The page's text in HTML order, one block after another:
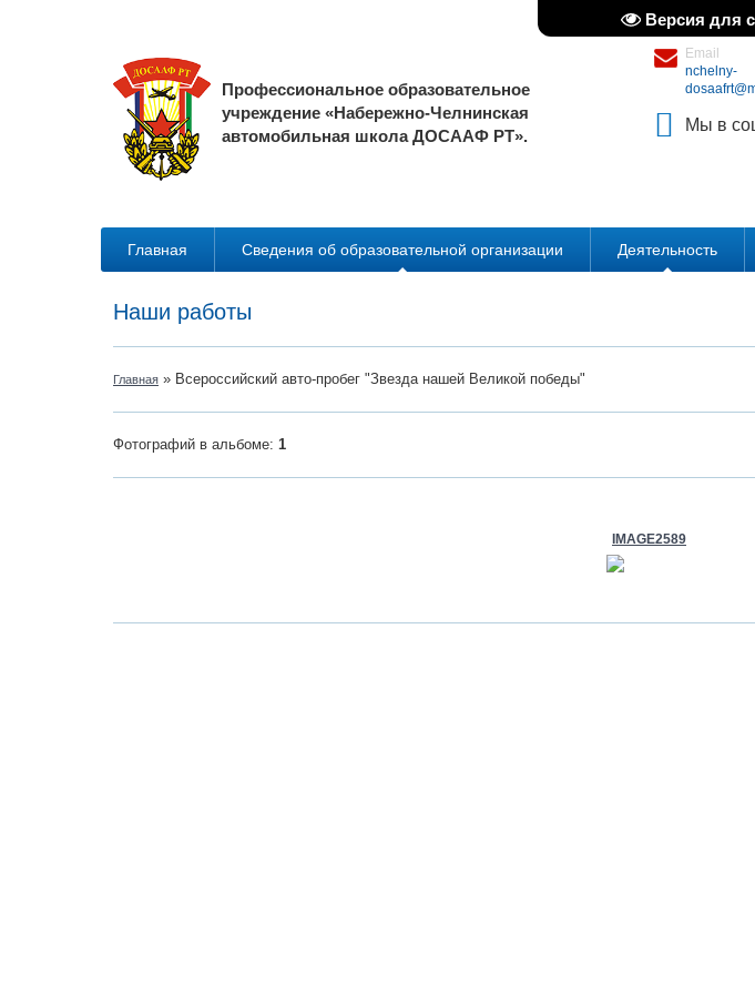
Версия для
Профессиональное образовательное
учреждение «Набережно-Челнинская
автомобильная школа ДОСААФ РТ».
Email
nchelny-
Мы в
Главная Сведения об образовательной организации Деятельность
Наши работы
Главная » Всероссийский авто-пробег "Звезда нашей Великой победы"
Фотографий в альбоме: 1
IMAGE2589